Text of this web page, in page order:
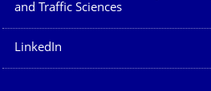
and Traffic Sciences
LinkedIn